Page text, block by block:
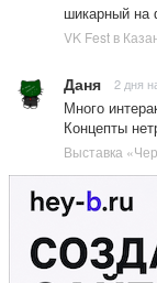
шикарный
VK Fest в
Даня 2 дня
Много
Концепты
Выставка